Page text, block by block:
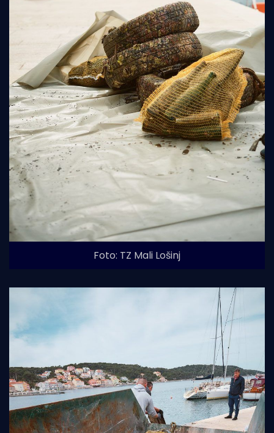
Foto: TZ Mali Lošinj